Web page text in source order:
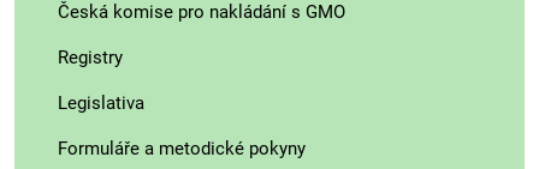
Česká komise pro nakládání s GMO
Registry
Legislativa
Formuláře a metodické pokyny